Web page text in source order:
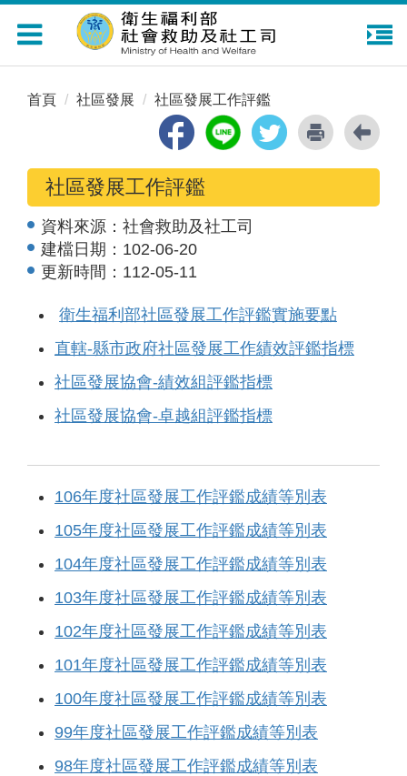
Toggle
navigation
首頁 社區發展 社區發展工作評鑑
社區發展工作評鑑
資料來源： 社會救助及社工司
建檔日期： 102-06-20
更新時間： 112-05-11
衛生福利部社區發展工作評鑑實施要點
直轄-縣市政府社區發展工作績效評鑑指標
社區發展協會-績效組評鑑指標
社區發展協會-卓越組評鑑指標
106年度社區發展工作評鑑成績等別表
105年度社區發展工作評鑑成績等別表
104年度社區發展工作評鑑成績等別表
103年度社區發展工作評鑑成績等別表
102年度社區發展工作評鑑成績等別表
101年度社區發展工作評鑑成績等別表
100年度社區發展工作評鑑成績等別表
99年度社區發展工作評鑑成績等別表
98年度社區發展工作評鑑成績等別表